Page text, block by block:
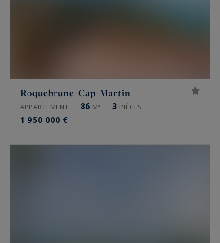
Roquebrune-Cap-Martin
APPARTEMENT 86 M² 3 PIÈCES
1 950 000 €